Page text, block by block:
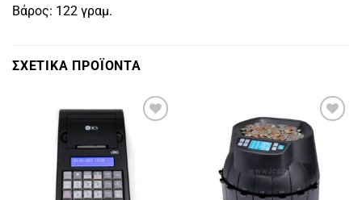
Βάρος: 122 γραμ.
ΣΧΕΤΙΚΑ ΠΡΟΪΟΝΤΑ
Πρόσθήκη
επιθυμιών
Πρόσθήκη
στην
λίστα
επιθυμιών